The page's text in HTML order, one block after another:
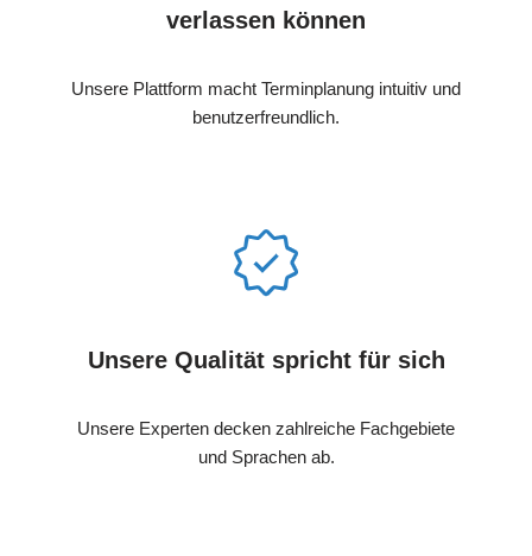
verlassen können
Unsere Plattform macht Terminplanung intuitiv und
benutzerfreundlich.
Unsere Qualität spricht für sich
Unsere Experten decken zahlreiche Fachgebiete
und Sprachen ab.